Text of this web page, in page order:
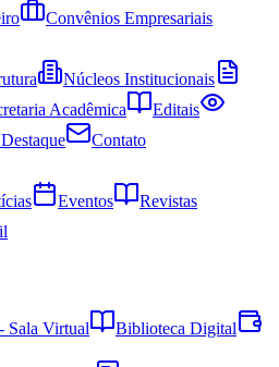
Convênios Empresariais
Núcleos Institucionais
Acadêmica
Editais
Contato
Eventos
Revistas
Sala Virtual
Biblioteca Digital